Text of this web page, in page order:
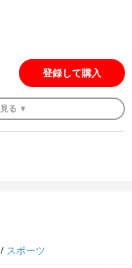
登録して購入
見る ▼
/ スポーツ